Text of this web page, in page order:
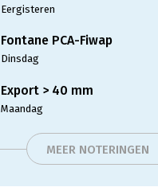
Eergisteren
Fontane PCA-Fiwap
Dinsdag
Export > 40 mm
Maandag
MEER NOTERINGEN